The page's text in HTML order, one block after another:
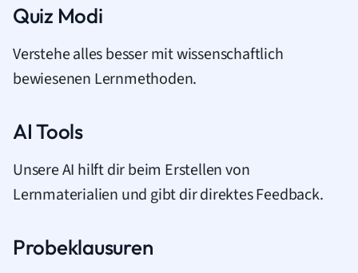
Quiz Modi
Verstehe alles besser mit wissenschaftlich
bewiesenen Lernmethoden.
AI Tools
Unsere AI hilft dir beim Erstellen von
Lernmaterialien und gibt dir direktes Feedback.
Probeklausuren